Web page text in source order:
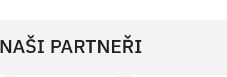
NAŠI PARTNEŘI